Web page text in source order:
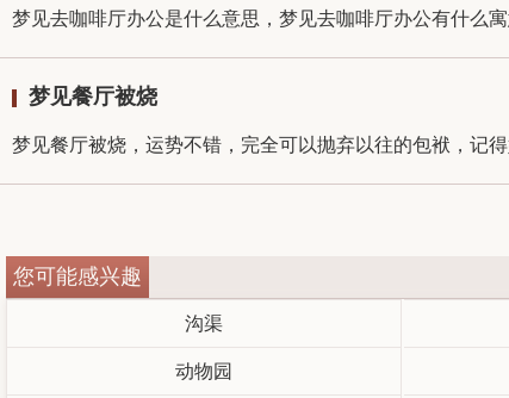
梦见去咖啡厅办公是什么意思，梦见去咖啡厅办公有什么
梦见餐厅被烧
梦见餐厅被烧，运势不错，完全可以抛弃以往的包袱，记
您可能感兴趣
沟渠
动物园